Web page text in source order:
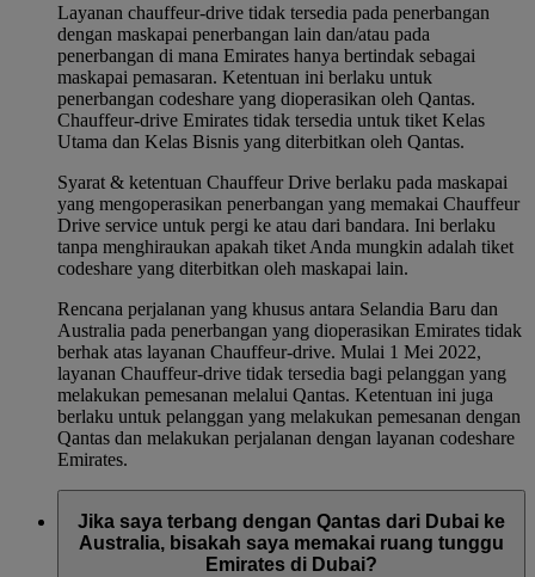
Layanan chauffeur-drive tidak tersedia pada penerbangan
dengan maskapai penerbangan lain dan/atau pada
penerbangan di mana Emirates hanya bertindak sebagai
maskapai pemasaran. Ketentuan ini berlaku untuk
penerbangan codeshare yang dioperasikan oleh Qantas.
Chauffeur-drive Emirates tidak tersedia untuk tiket Kelas
Utama dan Kelas Bisnis yang diterbitkan oleh Qantas.
Syarat & ketentuan Chauffeur Drive berlaku pada maskapai
yang mengoperasikan penerbangan yang memakai Chauffeur
Drive service untuk pergi ke atau dari bandara. Ini berlaku
tanpa menghiraukan apakah tiket Anda mungkin adalah tiket
codeshare yang diterbitkan oleh maskapai lain.
Rencana perjalanan yang khusus antara Selandia Baru dan
Australia pada penerbangan yang dioperasikan Emirates tidak
berhak atas layanan Chauffeur-drive. Mulai 1 Mei 2022,
layanan Chauffeur-drive tidak tersedia bagi pelanggan yang
melakukan pemesanan melalui Qantas. Ketentuan ini juga
berlaku untuk pelanggan yang melakukan pemesanan dengan
Qantas dan melakukan perjalanan dengan layanan codeshare
Emirates.
Jika saya terbang dengan Qantas dari Dubai ke
Australia, bisakah saya memakai ruang tunggu
Emirates di Dubai?